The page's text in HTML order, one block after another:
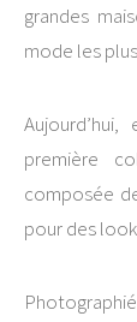
grandes
mode les
première
composée
pour des